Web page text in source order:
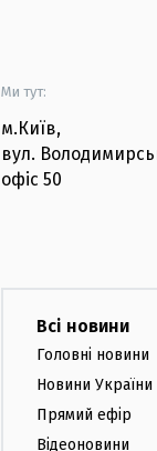
Ми тут:
м.Київ,
вул.
офіс 50
Всі новини
Головні новини
Новини України
Прямий ефір
Відеоновини